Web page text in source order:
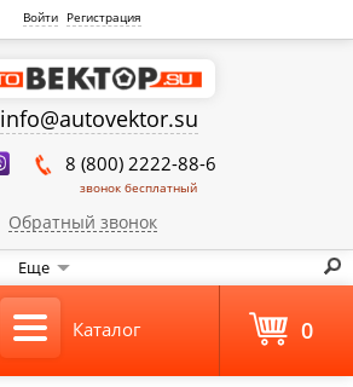
Войти Регистрация
info@autovektor.su
8 (800) 2222-88-6
звонок бесплатный
Обратный звонок
Еще
Каталог 0